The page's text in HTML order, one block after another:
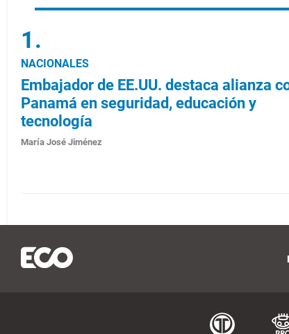
NACIONALES
Embajador de EE.UU. destaca alianza
Panamá en seguridad, educación y
tecnología
María José Jiménez